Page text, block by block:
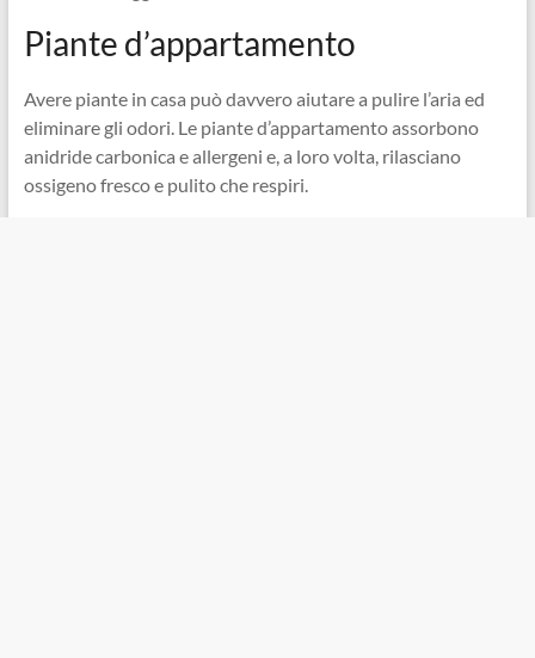
Piante d’appartamento
Avere piante in casa può davvero aiutare a pulire l’aria ed
eliminare gli odori. Le piante d’appartamento assorbono
anidride carbonica e allergeni e, a loro volta, rilasciano
ossigeno fresco e pulito che respiri.